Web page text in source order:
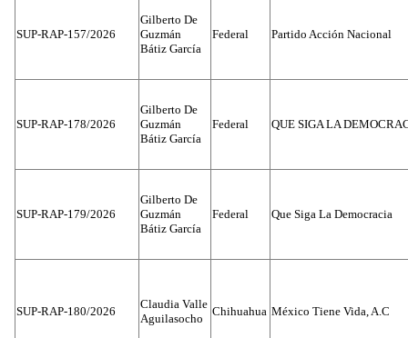
SUP-RAP-157/2026
Gilberto De
Guzmán
Bátiz García
Federal Partido Acción Nacional
SUP-RAP-178/2026
Gilberto De
Guzmán
Bátiz García
Federal QUE SIGA LA
SUP-RAP-179/2026
Gilberto De
Guzmán
Bátiz García
Federal Que Siga La Democracia
SUP-RAP-180/2026
Claudia Valle
Aguilasocho
Chihuahua México Tiene Vida, A.C